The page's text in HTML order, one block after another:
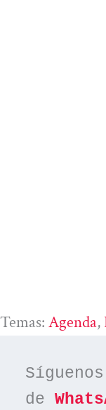
Temas: Agenda,
de